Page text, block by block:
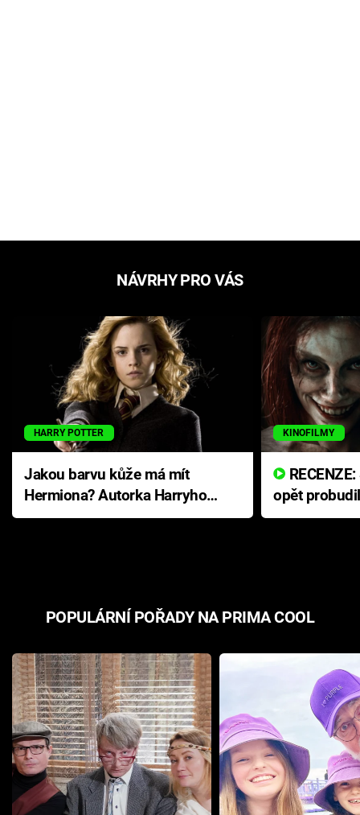
NÁVRHY PRO VÁS
HARRY POTTER
Jakou barvu kůže má mít
Hermiona? Autorka Harryho
Pottera přišla s ráznou
KINOFILMY
opět
přichází s
POPULÁRNÍ POŘADY NA PRIMA COOL